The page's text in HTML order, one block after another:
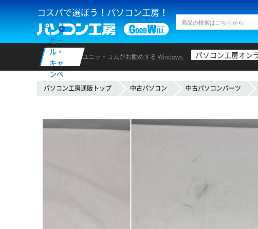
コスパで選ぼう！パソコン工房！
セー
ル・
キャ
ンペ
ーン
ユニットコムがお勧めする Windows. パソコン工房オン
パソコン工房通販トップ 中古パソコン 中古パソコンパーツ